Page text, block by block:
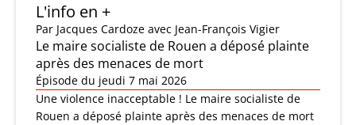
L'info en +
Par Jacques Cardoze avec Jean-François Vigier
Le maire socialiste de Rouen a déposé plainte
après des menaces de mort
Épisode du jeudi 7 mai 2026
Une violence inacceptable ! Le maire socialiste de
Rouen a déposé plainte après des menaces de mort